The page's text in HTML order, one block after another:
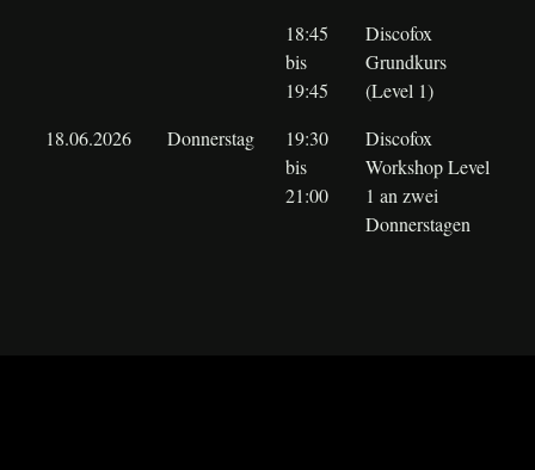
18:45
bis
19:45
Discofox
Grundkurs
(Level 1)
18.06.2026
Donnerstag
19:30
bis
21:00
Discofox
Workshop Level
1 an zwei
Donnerstagen